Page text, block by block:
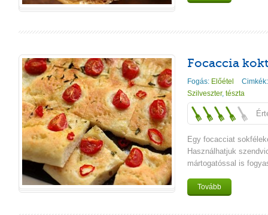
Focaccia
Fogás: Előétel
Szilveszter, tészta
Egy focacciat
Használhatjuk
mártogatóssal is
Tovább